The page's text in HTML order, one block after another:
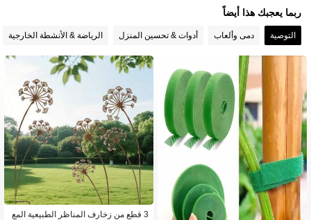
4.92
4.92 1K متابعون
4.92 1K متابعون
4.92 1K متابعون
1K متابعون
4.92 1K متابعون
ربما يعجبك هذا أيضاً
التوصية دمى وألعاب أدوات & تحسين المنزل الرياضة & الأنشطة الخارجية
3 قطع من زخارف المناظر الطبيعية المع